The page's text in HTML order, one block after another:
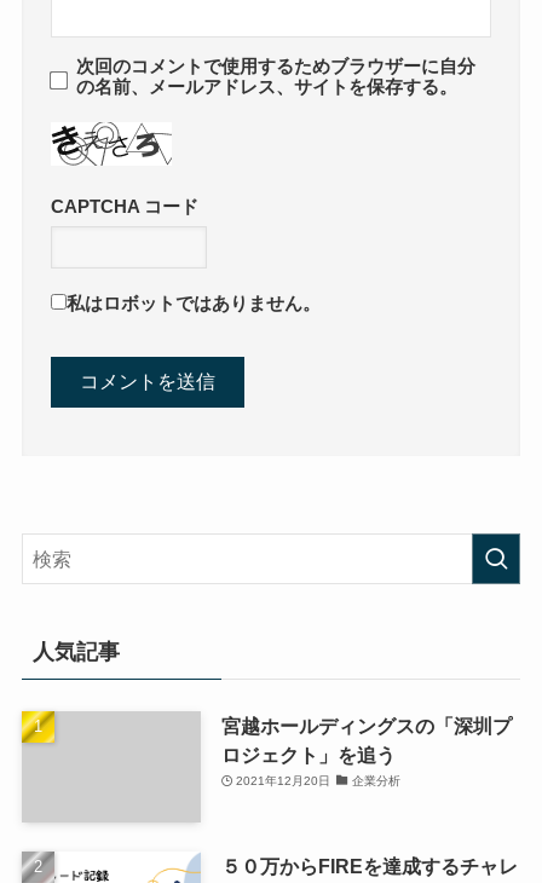
次回のコメントで使用するためブラウザーに自分
の名前、メールアドレス、サイトを保存する。
CAPTCHA コード
私はロボットではありません。
人気記事
宮越ホールディングスの「深圳プ
ロジェクト」を追う
2021年12月20日 企業分析
５０万からFIREを達成するチャレ